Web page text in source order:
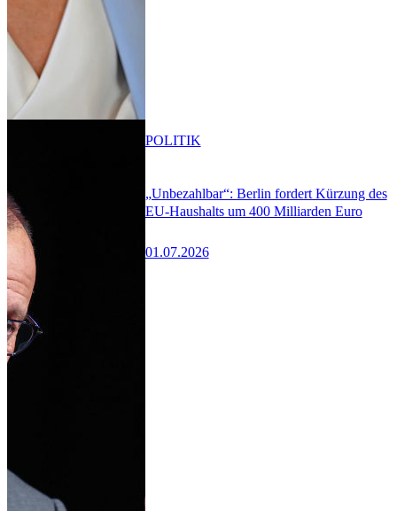
„Unbezahlbar“: Berlin fordert Kürzung des
EU-Haushalts um 400 Milliarden Euro
01.07.2026
POLITIK